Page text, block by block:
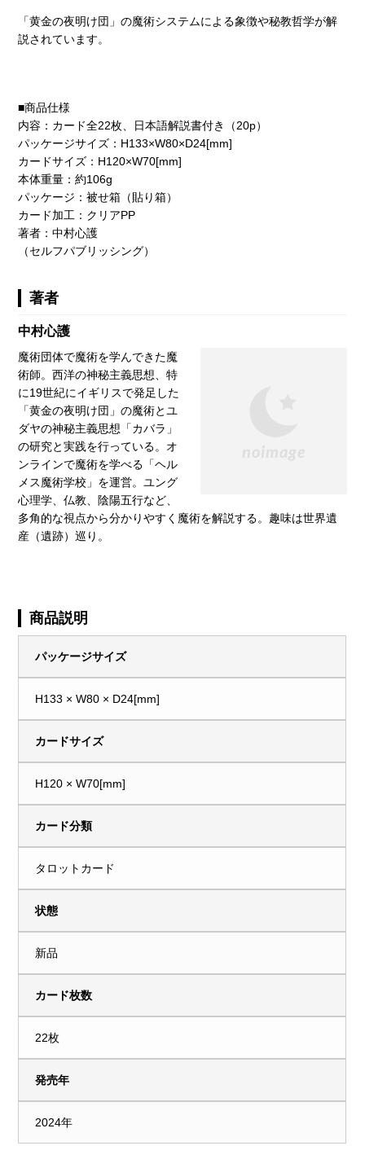
「黄金の夜明け団」の魔術システムによる象徴や秘教哲学が解
説されています。
■商品仕様
内容：カード全22枚、日本語解説書付き（20p）
パッケージサイズ：H133×W80×D24[mm]
カードサイズ：H120×W70[mm]
本体重量：約106g
パッケージ：被せ箱（貼り箱）
カード加工：クリアPP
著者：中村心護
（セルフパブリッシング）
著者
中村心護
魔術団体で魔術を学んできた魔
術師。西洋の神秘主義思想、特
に19世紀にイギリスで発足した
「黄金の夜明け団」の魔術とユ
ダヤの神秘主義思想「カバラ」
の研究と実践を行っている。オ
ンラインで魔術を学べる「ヘル
メス魔術学校」を運営。ユング
心理学、仏教、陰陽五行など、
多角的な視点から分かりやすく魔術を解説する。趣味は世界遺
産（遺跡）巡り。
商品説明
パッケージサイズ
H133 × W80 × D24[mm]
カードサイズ
H120 × W70[mm]
カード分類
タロットカード
状態
新品
カード枚数
22枚
発売年
2024年